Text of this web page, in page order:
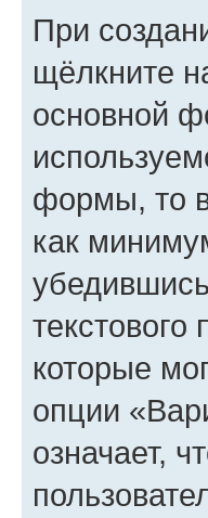
При
щёлкните
основной
формы, то
как
которые
опции
означает,